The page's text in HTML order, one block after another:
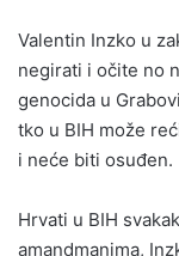
Valentin Inzko u
negirati i očite no
genocida u
tko u BIH može
i neće biti osuđen.
Hrvati u BIH
amandmanima,